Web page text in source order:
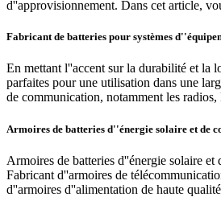
d''approvisionnement. Dans cet article,
Fabricant de batteries pour systèmes
En mettant l''accent sur la durabilité et la
parfaites pour une utilisation dans une
de communication, notamment les radios,
Armoires de batteries d''énergie solaire et de
Armoires de batteries d''énergie solaire et
Fabricant d''armoires de
d''armoires d''alimentation de haute